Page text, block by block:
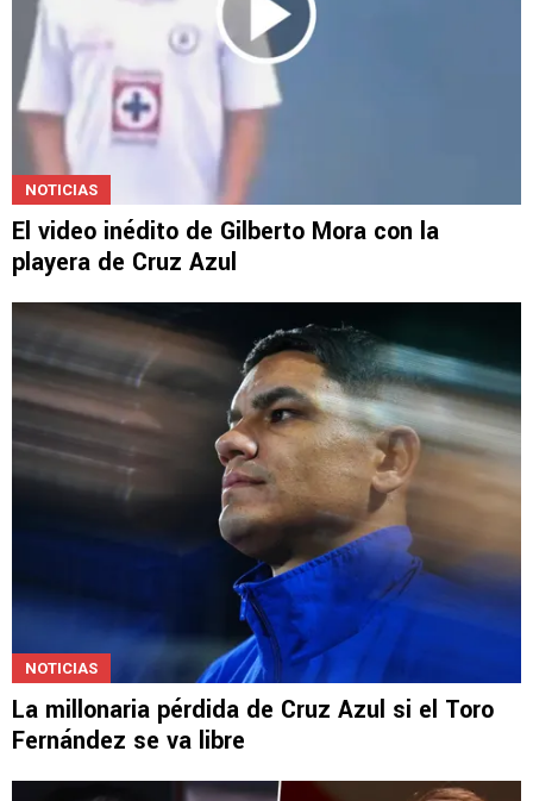
El video inédito de Gilberto Mora con la
playera de Cruz Azul